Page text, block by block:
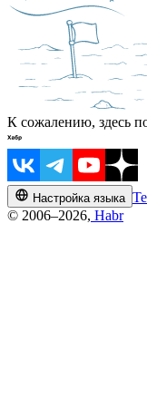
К сожалению, здесь
Настройка языка
© 2006–2026, Habr